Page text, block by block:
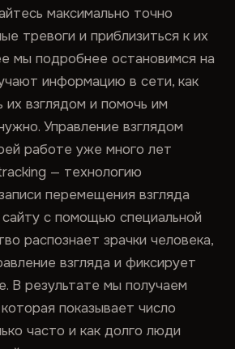
максимально точно
тревоги и приблизиться к их
мы подробнее остановимся на
информацию в сети, как
взглядом и помочь им
Управление взглядом
работе уже много лет
— технологию
перемещения взгляда
с помощью специальной
распознает зрачки человека,
взгляда и фиксирует
В результате мы получаем
показывает число
часто и как долго люди